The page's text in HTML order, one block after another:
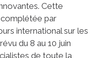
Cette
par
international sur les
du 8 au 10 juin
de toute la